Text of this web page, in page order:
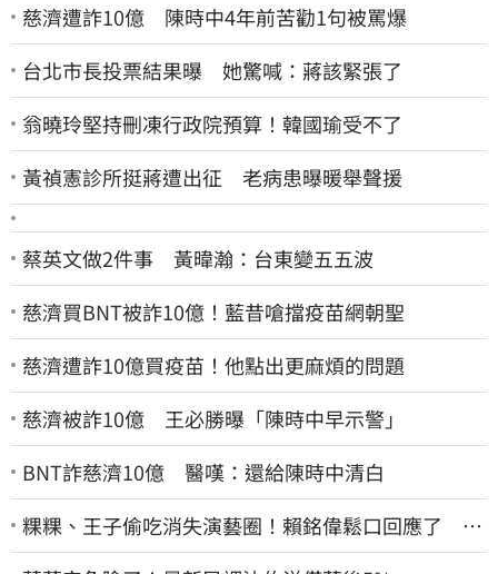
慈濟遭詐10億 陳時中4年前苦勸1句被罵爆
台北市長投票結果曝 她驚喊：蔣該緊張了
翁曉玲堅持刪凍行政院預算！韓國瑜受不了
黃禎憲診所挺蔣遭出征 老病患曝暖舉聲援
蔡英文做2件事 黃暐瀚：台東變五五波
慈濟買BNT被詐10億！藍昔嗆擋疫苗網朝聖
慈濟遭詐10億買疫苗！他點出更麻煩的問題
慈濟被詐10億 王必勝曝「陳時中早示警」
BNT詐慈濟10億 醫嘆：還給陳時中清白
粿粿、王子偷吃消失演藝圈！賴銘偉鬆口回應了 兩
人最新近況曝光